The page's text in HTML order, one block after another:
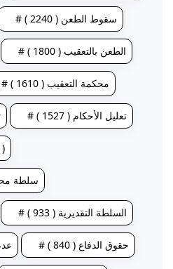
# سقوط الطعن ( 2240 )
# الطعن بالتعقيب ( 1800 )
# محكمة التعقيب ( 1610 )
# تعليل الأحكام ( 1527 )
# سلطة
# السلطة التقديرية ( 933 )
# # حقوق الدفاع ( 840 )